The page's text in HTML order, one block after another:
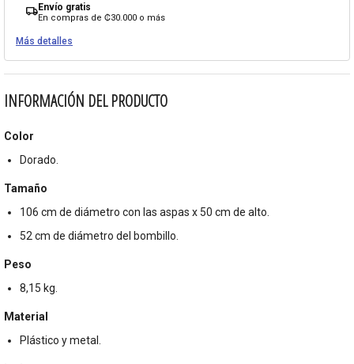
local_shippingEnvío gratis
En compras de ₡30.000 o más
Más detalles
INFORMACIÓN DEL PRODUCTO
Color
Dorado.
Tamaño
106 cm de diámetro con las aspas x 50 cm de alto.
52 cm de diámetro del bombillo.
Peso
8,15 kg.
Material
Plástico y metal.